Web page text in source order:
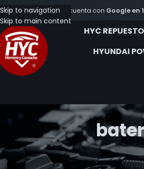
Crea tu cuenta con Google en
Skip to navigation
Skip to main content
HYC
HYUNDAI
CATEGORÍA DE LOS PRODUCTOS